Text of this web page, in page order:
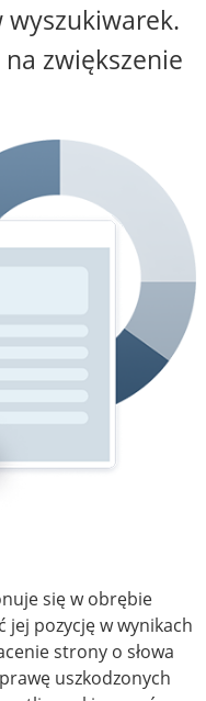
wyszukiwarek.
zwiększenie
się w obrębie
pozycję w wynikach
strony o słowa
uszkodzonych